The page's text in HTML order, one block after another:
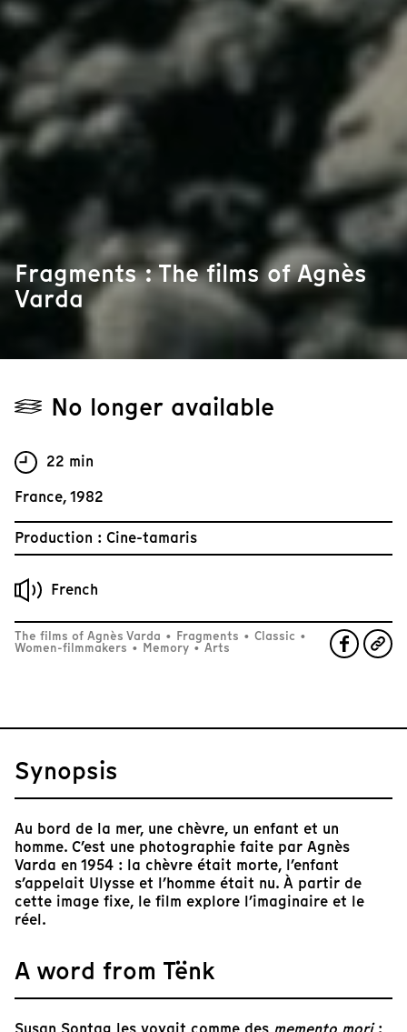
Fragments : The films of Agnès
Varda
No longer available
22 min
France, 1982
Production : Cine-tamaris
French
The films of Agnès Varda • Fragments • Classic •
Women-filmmakers • Memory •Arts
Synopsis
Au bord de la mer, une chèvre, un enfant et un
homme. C’est une photographie faite par Agnès
Varda en 1954 : la chèvre était morte, l’enfant
s’appelait Ulysse et l’homme était nu. À partir de
cette image fixe, le film explore l’imaginaire et le
réel.
A word from Tënk